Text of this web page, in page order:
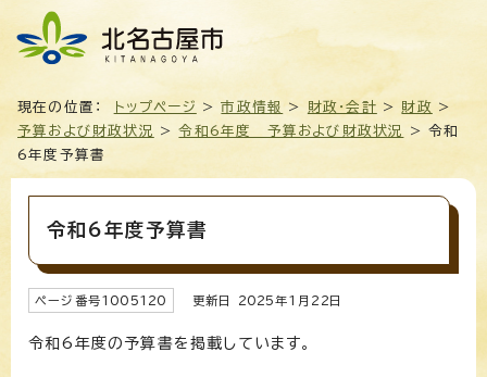
現在の位置： トップページ >市政情報 > 財政・会計 > 財政 >
予算および財政状況
>令和6年度 予算および財政状況
> 令和
6年度予算書
令和6年度予算書
ページ番号1005120 更新日 2025年1月 22 日
令和6年度の予算書を掲載しています。